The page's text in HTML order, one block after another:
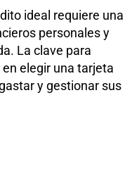
ideal requiere una
personales y
La clave para
elegir una tarjeta
y gestionar sus